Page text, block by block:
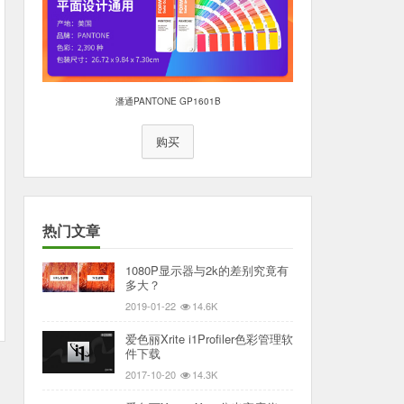
潘通PANTONE GP1601B
购买
热门文章
1080P显示器与2k的差别究竟有
多大？
2019-01-22 14.6K
爱色丽Xrite i1Profiler色彩管理软
件下载
2017-10-20 14.3K